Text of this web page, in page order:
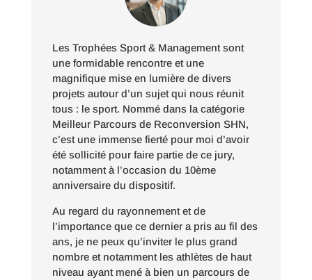
Les Trophées Sport & Management sont
une formidable rencontre et une
magnifique mise en lumière de divers
projets autour d’un sujet qui nous réunit
tous : le sport. Nommé dans la catégorie
Meilleur Parcours de Reconversion SHN,
c’est une immense fierté pour moi d’avoir
été sollicité pour faire partie de ce jury,
notamment à l’occasion du 10ème
anniversaire du dispositif.
Au regard du rayonnement et de
l’importance que ce dernier a pris au fil des
ans, je ne peux qu’inviter le plus grand
nombre et notamment les athlètes de haut
niveau ayant mené à bien un parcours de